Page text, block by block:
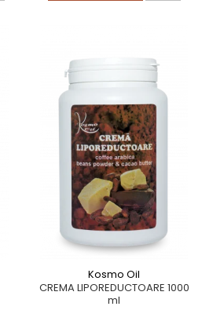
Kosmo Oil
CREMA LIPOREDUCTOARE 1000
ml